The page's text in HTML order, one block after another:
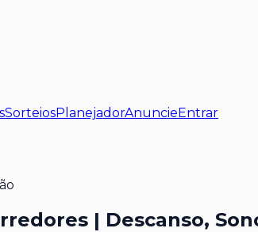
SorteiosPlanejadorAnuncieEntrar
| Descanso,